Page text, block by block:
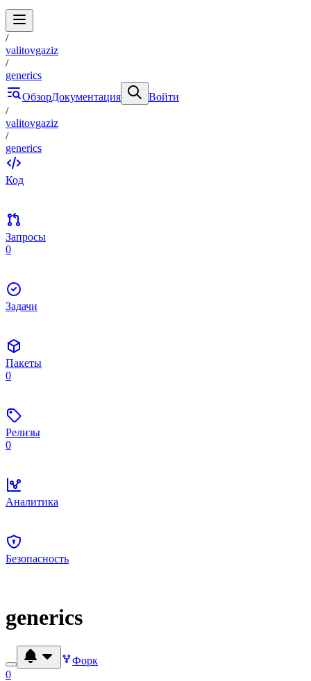
/
valitovgaziz
/
generics
ОбзорДокументация
Войти
/
valitovgaziz
/
generics
Код
Запросы
0
Задачи
Пакеты
0
Релизы
0
Аналитика
Безопасность
generics
Форк
0